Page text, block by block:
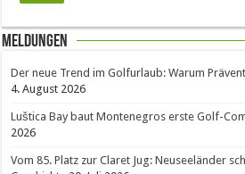
Meldungen
Der neue Trend im Golfurlaub: Warum
4. August 2026
Luštica Bay baut Montenegros erste Golf-
2026
Vom 85. Platz zur Claret Jug: Neuseeländer